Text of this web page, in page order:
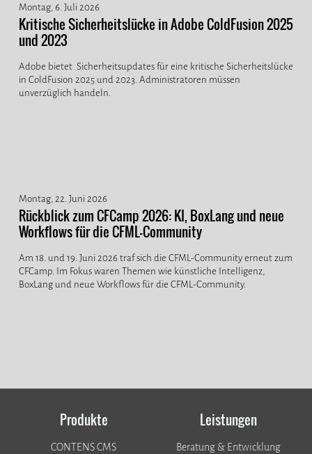
Montag, 6. Juli 2026
Kritische Sicherheitslücke in Adobe ColdFusion 2025
und 2023
Adobe bietet Sicherheitsupdates für eine kritische Sicherheitslücke
in ColdFusion 2025 und 2023. Administratoren müssen
unverzüglich handeln.
Montag, 22. Juni 2026
Rückblick zum CFCamp 2026: KI, BoxLang und neue
Workflows für die CFML-Community
Am 18. und 19. Juni 2026 traf sich die CFML-Community erneut zum
CFCamp. Im Fokus waren Themen wie künstliche Intelligenz,
BoxLang und neue Workflows für die CFML-Community.
Produkte
CONTENS CMS
Leistungen
Beratung & Entwicklung